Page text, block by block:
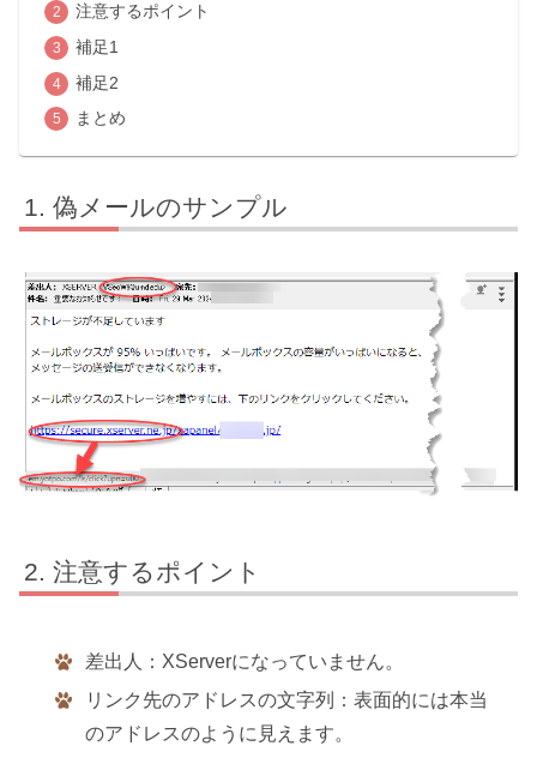
注意するポイント
補足1
補足2
まとめ
偽メールのサンプル
注意するポイント
差出人：XServerになっていません。
リンク先のアドレスの文字列：表面的には本当
のアドレスのように見えます。